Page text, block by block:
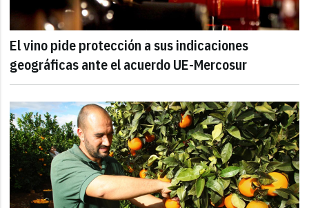
El vino pide protección a sus indicaciones
geográficas ante el acuerdo UE-Mercosur